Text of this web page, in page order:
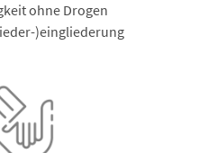
ohne Drogen
)eingliederung